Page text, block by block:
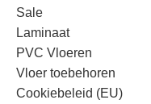
Sale
Laminaat
PVC Vloeren
Vloer toebehoren
Cookiebeleid (EU)